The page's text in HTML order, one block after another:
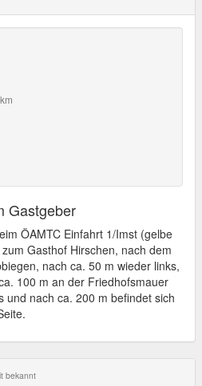
Gastgeber
ÖAMTC Einfahrt 1/Imst (gelbe
Gasthof Hirschen, nach dem
nach ca. 50 m wieder links,
100 m an der Friedhofsmauer
und nach ca. 200 m befindet sich
bekannt